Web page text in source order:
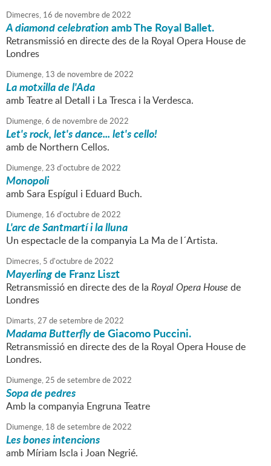
Dimecres, 16 de novembrede2022
A diamond celebrationamb The Royal Ballet.
Retransmissió en directe des de la Royal Opera House de
Londres
Diumenge, 13 de novembrede2022
La motxilla de l'Ada
amb Teatre al Detall i La Tresca i la Verdesca.
Diumenge,6 de novembrede2022
Let's rock, let's dance... let's cello!
amb de Northern Cellos.
Diumenge,23 d'octubrede2022
Monopoli
amb Sara Espígul i Eduard Buch.
Diumenge, 16 d'octubrede2022
L'arc de Santmartí i la lluna
Un espectacle de la companyia La Ma de l´Artista.
Dimecres, 5 d'octubrede2022
Mayerlingde Franz Liszt
Retransmissió en directe des de la Royal Opera House de
Londres
Dimarts,27 desetembrede2022
Madama Butterflyde Giacomo Puccini.
Retransmissió en directe des de la Royal Opera House de
Londres.
Diumenge,25 desetembrede2022
Sopa de pedres
Amb la companyia Engruna Teatre
Diumenge, 18 desetembrede2022
Les bones intencions
amb Míriam Iscla i Joan Negrié.